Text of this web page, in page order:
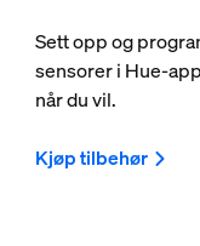
Sett opp og
sensorer i Hue-
når du vil.
Kjøp tilbehør